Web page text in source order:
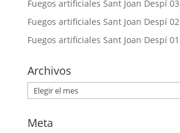
Fuegos artificiales Sant Joan Despí 03
Fuegos artificiales Sant Joan Despí 02
Fuegos artificiales Sant Joan Despí 01
Archivos
Archivos
Meta